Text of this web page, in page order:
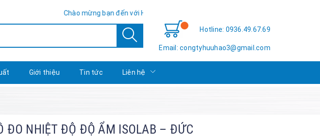
Chào mừng bạn đến với Hữu Hảo TSE - Sự hài lòng của bạn là thành công của chúng tôi!
Hotline: 0936.49.67.69
Email: congtyhuuhao3@gmail.com
Giới thiệu Tin tức Liên hệ
ĐO NHIỆT ĐỘ ĐỘ ẨM ISOLAB – ĐỨC